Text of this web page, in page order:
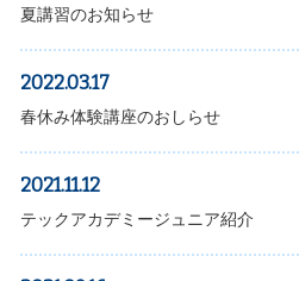
夏講習のお知らせ
2022.03.17
春休み体験講座のおしらせ
2021.11.12
テックアカデミージュニア紹介